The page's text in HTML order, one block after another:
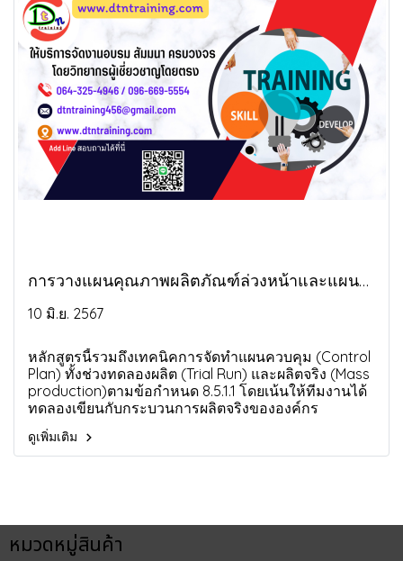
การวางแผนคุณภาพผลิตภัณฑ์ล่วงหน้าและแผน
ควบคุมสำหรับอุตสาหกรรมยานยนต์ (Advanced
plan for IATF 16949:2016)
10 มิ.ย. 2567
หลักสูตรนี้รวมถึงเทคนิคการจัดทำแผนควบคุม (Control
Plan) ทั้งช่วงทดลองผลิต (Trial Run) และผลิตจริง (Mass
production)ตามข้อกำหนด 8.5.1.1 โดยเน้นให้ทีมงานได้
ทดลองเขียนกับกระบวนการผลิตจริงขององค์กร
ดูเพิ่มเติม
หมวดหมู่สินค้า